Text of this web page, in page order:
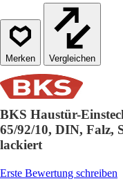
Vergleichen
BKS Haustür-
65/92/10, DIN, Falz,
lackiert
Erste Bewertung schreiben